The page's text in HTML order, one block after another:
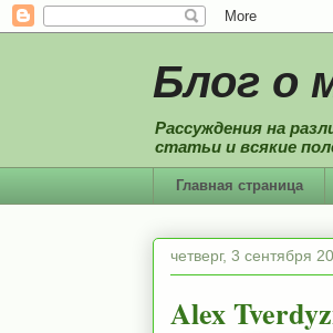
Блог о
Рассуждения на
статьи и всякие
Главная страница
четверг, 3 сентября
Alex